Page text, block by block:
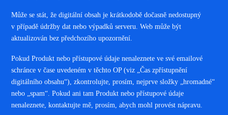
Může se stát, že digitální obsah je krátkodobě dočasně nedostupný
v případě údržby dat nebo výpadků serveru. Web může být
aktualizován bez předchozího upozornění.
Pokud Produkt nebo přístupové údaje nenaleznete ve své emailové
schránce v čase uvedeném v těchto OP (viz „Čas zpřístupnění
digitálního obsahu“), zkontrolujte, prosím, nejprve složky „hromadné“
nebo „spam“. Pokud ani tam Produkt nebo přístupové údaje
nenaleznete, kontaktujte mě, prosím, abych mohl provést nápravu.